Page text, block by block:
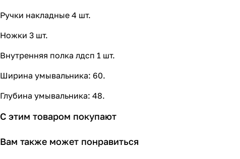
Ручки накладные 4 шт.
Ножки 3 шт.
Внутренняя полка лдсп 1 шт.
Ширина умывальника: 60.
Глубина умывальника: 48.
С этим товаром покупают
Вам также может понравиться